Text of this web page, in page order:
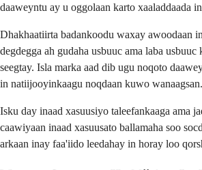
daaweyntu ay u oggolaan karto xaaladdaada
Dhakhaatiirta badankoodu waxay awoodaan
degdegga ah gudaha usbuuc ama laba usbuuc
seegtay. Isla marka aad dib ugu noqoto
in natiijooyinkaagu noqdaan kuwo wanaagsan.
Isku day inaad xasuusiyo taleefankaaga ama
caawiyaan inaad xasuusato ballamaha soo
arkaan inay faa'iido leedahay in horay loo